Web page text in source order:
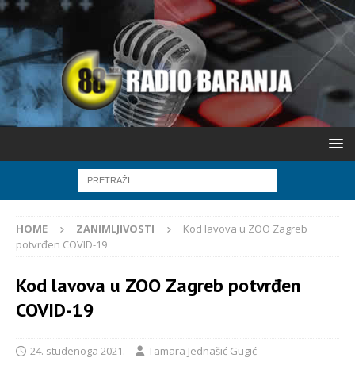
HOME ZANIMLJIVOSTI
Kod lavova u ZOO Zagreb
potvrđen COVID-19
Kod lavova u ZOO Zagreb potvrđen
COVID-19
24. studenoga 2021. Tamara Jednašić Gugić